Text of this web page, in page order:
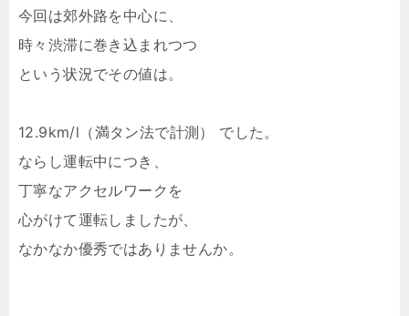
今回は郊外路を中心に、
時々渋滞に巻き込まれつつ
という状況でその値は。
12.9km/l（満タン法で計測） でした。
ならし運転中につき、
丁寧なアクセルワークを
心がけて運転しましたが、
なかなか優秀ではありませんか。